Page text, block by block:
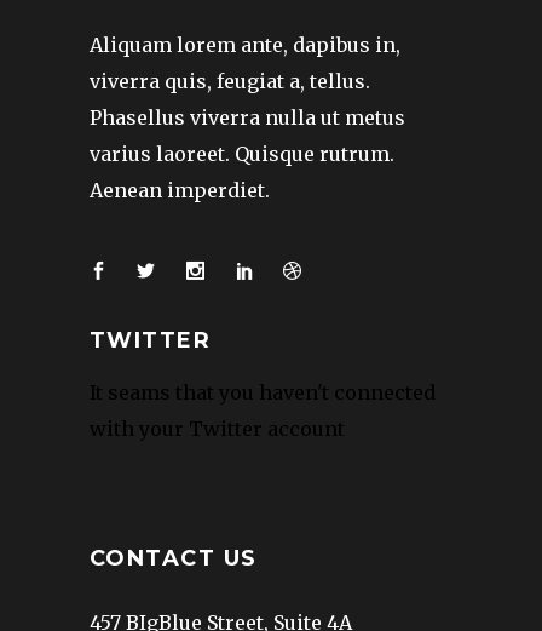
Aliquam lorem ante, dapibus in,
viverra quis, feugiat a, tellus.
Phasellus viverra nulla ut metus
varius laoreet. Quisque rutrum.
Aenean imperdiet.
TWITTER
It seams that you haven't connected
with your Twitter account
CONTACT US
457 BIgBlue Street, Suite 4A